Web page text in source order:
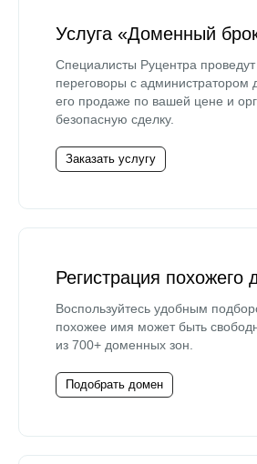
Услуга «Доменный
Специалисты Руцентра проведут
переговоры с администратором
его продаже по вашей цене и
безопасную сделку.
Заказать услугу
Регистрация похожего
Воспользуйтесь удобным
похожее имя может быть
из 700+ доменных зон.
Подобрать домен